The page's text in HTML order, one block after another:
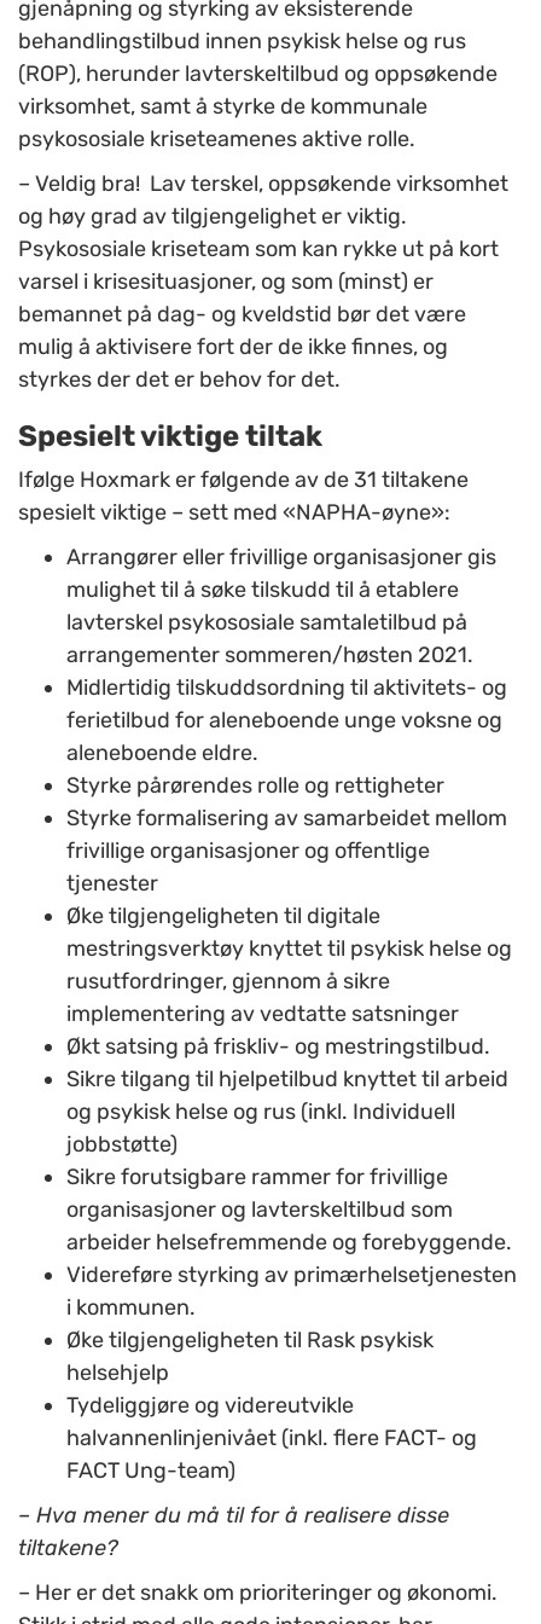
gjenåpning og styrking av eksisterende
behandlingstilbud innen psykisk helse og rus
(ROP), herunder lavterskeltilbud og oppsøkende
virksomhet, samt å styrke de kommunale
psykososiale kriseteamenes aktive rolle.
– Veldig bra! Lav terskel, oppsøkende virksomhet
og høy grad av tilgjengelighet er viktig.
Psykososiale kriseteam som kan rykke ut på kort
varsel i krisesituasjoner, og som (minst) er
bemannet på dag- og kveldstid bør det være
mulig å aktivisere fort der de ikke finnes, og
styrkes der det er behov for det.
Spesielt viktige tiltak
Ifølge Hoxmark er følgende av de 31 tiltakene
spesielt viktige – sett med «NAPHA-øyne»:
Arrangører eller frivillige organisasjoner gis
mulighet til å søke tilskudd til å etablere
lavterskel psykososiale samtaletilbud på
arrangementer sommeren/høsten 2021.
Midlertidig tilskuddsordning til aktivitets- og
ferietilbud for aleneboende unge voksne og
aleneboende eldre.
Styrke pårørendes rolle og rettigheter
Styrke formalisering av samarbeidet mellom
frivillige organisasjoner og offentlige
tjenester
Øke tilgjengeligheten til digitale
mestringsverktøy knyttet til psykisk helse og
rusutfordringer, gjennom å sikre
implementering av vedtatte satsninger
Økt satsing på friskliv- og mestringstilbud.
Sikre tilgang til hjelpetilbud knyttet til arbeid
og psykisk helse og rus (inkl. Individuell
jobbstøtte)
Sikre forutsigbare rammer for frivillige
organisasjoner og lavterskeltilbud som
arbeider helsefremmende og forebyggende.
Videreføre styrking av primærhelsetjenesten
i kommunen.
Øke tilgjengeligheten til Rask psykisk
helsehjelp
Tydeliggjøre og videreutvikle
halvannenlinjenivået (inkl. flere FACT- og
FACT Ung-team)
– Hva mener du må til for å realisere disse
tiltakene?
– Her er det snakk om prioriteringer og økonomi.